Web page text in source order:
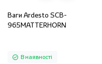
Ваги Ardesto SCB-
965MATTERHORN
В наявності